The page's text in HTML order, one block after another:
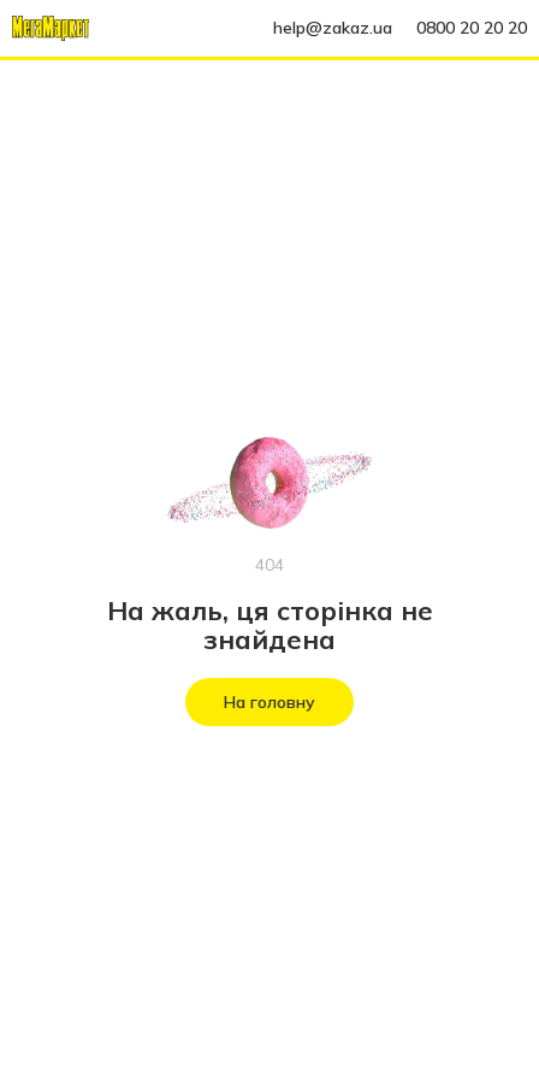
help@zakaz.ua 0800 20 20 20
404
На жаль, ця сторінка не
знайдена
На головну